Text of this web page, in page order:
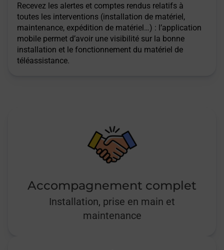
Recevez les alertes et comptes rendus relatifs à
toutes les interventions (installation de matériel,
maintenance, expédition de matériel…) : l’application
mobile permet d’avoir une visibilité sur la bonne
installation et le fonctionnement du matériel de
téléassistance.
Accompagnement complet
Installation, prise en main et
maintenance